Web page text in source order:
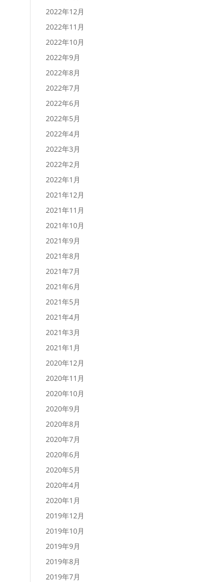
2022年12月
2022年11月
2022年10月
2022年9月
2022年8月
2022年7月
2022年6月
2022年5月
2022年4月
2022年3月
2022年2月
2022年1月
2021年12月
2021年11月
2021年10月
2021年9月
2021年8月
2021年7月
2021年6月
2021年5月
2021年4月
2021年3月
2021年1月
2020年12月
2020年11月
2020年10月
2020年9月
2020年8月
2020年7月
2020年6月
2020年5月
2020年4月
2020年1月
2019年12月
2019年10月
2019年9月
2019年8月
2019年7月